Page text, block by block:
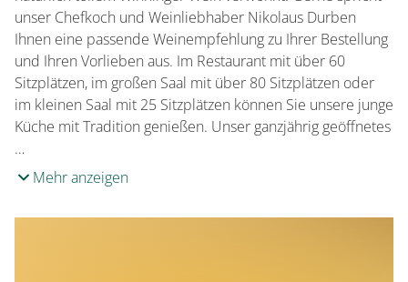
unser Chefkoch und Weinliebhaber Nikolaus Durben
Ihnen eine passende Weinempfehlung zu Ihrer Bestellung
und Ihren Vorlieben aus. Im Restaurant mit über 60
Sitzplätzen, im großen Saal mit über 80 Sitzplätzen oder
im kleinen Saal mit 25 Sitzplätzen können Sie unsere junge
Küche mit Tradition genießen. Unser ganzjährig geöffnetes
…
Mehr anzeigen